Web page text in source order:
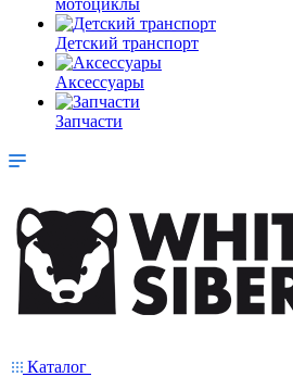
мотоциклы
Детский транспорт
Аксессуары
Запчасти
Каталог